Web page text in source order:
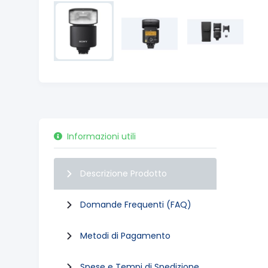
Informazioni utili
Descrizione Prodotto
Domande Frequenti (FAQ)
Metodi di Pagamento